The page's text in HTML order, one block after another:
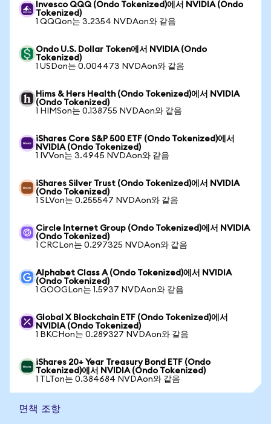
Invesco QQQ (Ondo Tokenized)에서 NVIDIA (Ondo
Tokenized)
1 QQQon는 3.2354 NVDAon와 같음
Ondo U.S. Dollar Token에서 NVIDIA (Ondo
Tokenized)
1 USDon는 0.004473 NVDAon와 같음
Hims & Hers Health (Ondo Tokenized)에서 NVIDIA
(Ondo Tokenized)
1 HIMSon는 0.138755 NVDAon와 같음
iShares Core S&P 500 ETF (Ondo Tokenized)에서
NVIDIA (Ondo Tokenized)
1 IVVon는 3.4945 NVDAon와 같음
iShares Silver Trust (Ondo Tokenized)에서 NVIDIA
(Ondo Tokenized)
1 SLVon는 0.255547 NVDAon와 같음
Circle Internet Group (Ondo Tokenized)에서 NVIDIA
(Ondo Tokenized)
1 CRCLon는 0.297325 NVDAon와 같음
Alphabet Class A (Ondo Tokenized)에서 NVIDIA
(Ondo Tokenized)
1 GOOGLon는 1.5937 NVDAon와 같음
Global X Blockchain ETF (Ondo Tokenized)에서
NVIDIA (Ondo Tokenized)
1 BKCHon는 0.289327 NVDAon와 같음
iShares 20+ Year Treasury Bond ETF (Ondo
Tokenized)에서 NVIDIA (Ondo Tokenized)
1 TLTon는 0.384684 NVDAon와 같음
면책 조항